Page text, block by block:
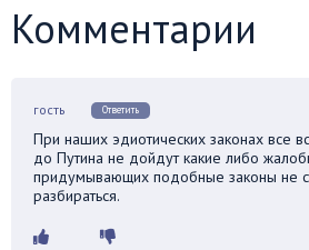
Комментарии
гость Ответить
При наших эдиотических законах все
до Путина не дойдут какие либо
придумывающих подобные законы не
разбираться.